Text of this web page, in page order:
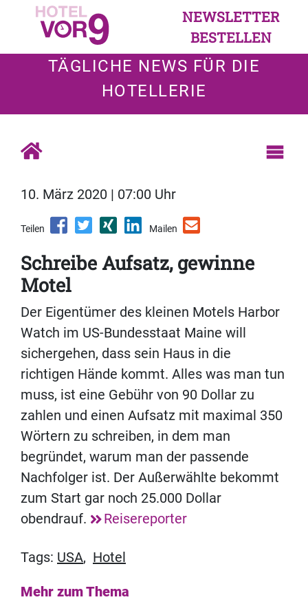
NEWSLETTER
BESTELLEN
TÄGLICHE NEWS FÜR DIE
HOTELLERIE
10. März 2020 | 07:00 Uhr
Teilen Mailen
Schreibe Aufsatz, gewinne
Motel
Der Eigentümer des kleinen Motels Harbor
Watch im US-Bundesstaat Maine will
sichergehen, dass sein Haus in die
richtigen Hände kommt. Alles was man tun
muss, ist eine Gebühr von 90 Dollar zu
zahlen und einen Aufsatz mit maximal 350
Wörtern zu schreiben, in dem man
begründet, warum man der passende
Nachfolger ist. Der Außerwählte bekommt
zum Start gar noch 25.000 Dollar
obendrauf.
Reisereporter
Tags: USA, Hotel
Mehr zum Thema